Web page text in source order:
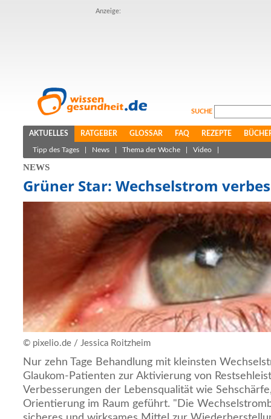
Anzeige:
SUCHE
AKTUELLES RATGEBER GLOSSAR FAQ REZEPTE
Tipp des Tages News Thema der Woche Video
NEWS
Grüner Star: Wechselstrom
© pixelio.de / Jessica Roitzheim
Nur zehn Tage Behandlung mit kleinsten
Glaukom-Patienten zur Aktivierung von
Verbesserungen der Lebensqualität wie
Orientierung im Raum geführt. "Die